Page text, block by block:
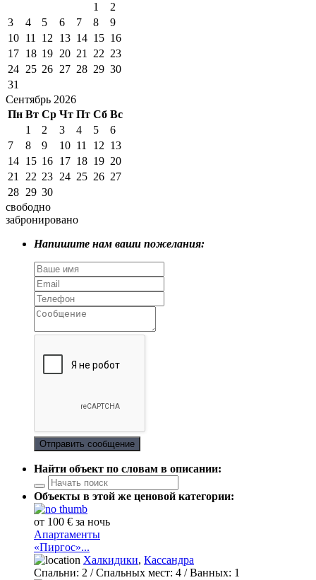
1
2
3
4 5 6 7 8
9
10 11 12 13 14 15 16
17 18 19 20 21 22 23
24 25 26 27 28 29 30
31
Сентябрь 2026
Пн Вт Ср Чт Пт Сб Вс
1
2 3 4 5
6
7
8 9 10 11 12 13
14 15 16 17 18 19 20
21
22 23 24 25 26 27
28 29 30
свободно
забронировано
Напишите нам ваши пожелания:
Отправить сообщение
Найти объект по словам в описании:
Объекты в этой же ценовой категории:
от 100 € за ночь
Апартаменты
«Пиргос»...
Халкидики, Кассандра
Спальни: 2 / Спальных мест: 4 /Ванных: 1